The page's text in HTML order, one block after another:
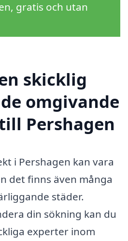
gratis och utan
skicklig
omgivande
Pershagen
i Pershagen kan vara
det finns även många
städer.
din sökning kan du
experter inom